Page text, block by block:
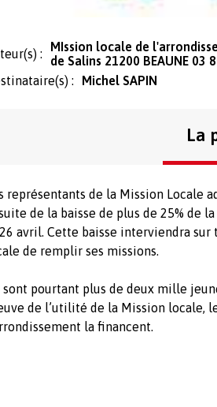
:
MIssion locale de
de Salins 21200 BEAUNE 03
:
Michel SAPIN
La
représentants de la Mission Locale
de la baisse de plus de 25% de
avril. Cette baisse interviendra
de remplir ses missions.
sont pourtant plus de deux mille
de l’utilité de la Mission locale,
la financent.